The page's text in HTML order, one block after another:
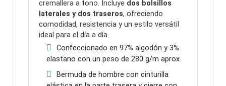
cremallera a tono. Incluye dos bolsillos
laterales y dos traseros, ofreciendo
comodidad, resistencia y un estilo versátil
ideal para el día a día.
Confeccionado en 97% algodón y 3%
elastano con un peso de 280 g/m aprox.
Bermuda de hombre con cinturilla